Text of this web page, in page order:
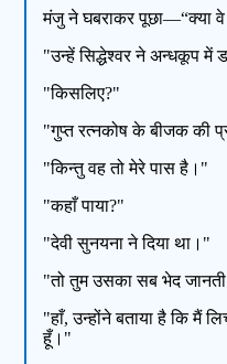
मंजु ने घबराकर पूछा—“क्या वे
"उन्हें सिद्धेश्वर ने अन्धकूप में
"किसलिए?"
"गुप्त रत्नकोष के बीजक की
"किन्तु वह तो मेरे पास है।"
"कहाँ पाया?"
"देवी सुनयना ने दिया था।"
"तो तुम उसका सब भेद जानती
"हाँ, उन्होंने बताया है कि मैं
हूँ।"